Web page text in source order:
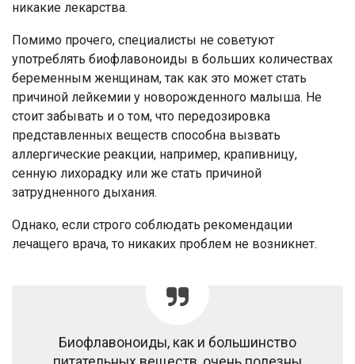
никакие лекарства.
Помимо прочего, специалисты не советуют
употреблять биофлавоноиды в больших количествах
беременным женщинам, так как это может стать
причиной лейкемии у новорожденного малыша. Не
стоит забывать и о том, что передозировка
представленных веществ способна вызвать
аллергические реакции, например, крапивницу,
сенную лихорадку или же стать причиной
затрудненного дыхания.
Однако, если строго соблюдать рекомендации
лечащего врача, то никаких проблем не возникнет.
Биофлавоноиды, как и большинство